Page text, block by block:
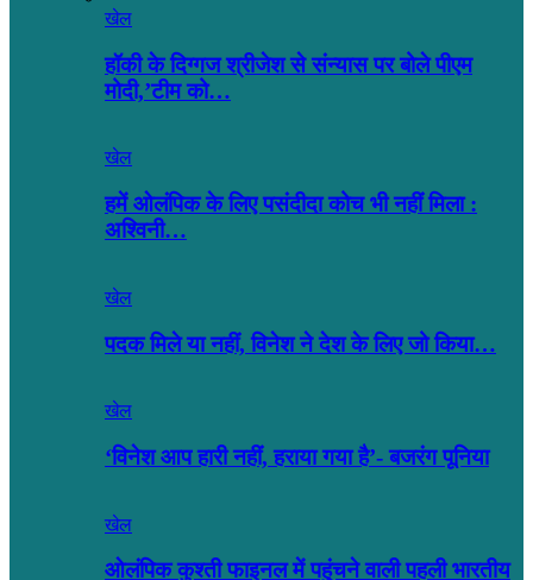
खेल
हॉकी के दिग्गज श्रीजेश से संन्यास पर बोले पीएम
मोदी,’टीम को…
खेल
हमें ओलंपिक के लिए पसंदीदा कोच भी नहीं मिला :
अश्विनी…
खेल
पदक मिले या नहीं, विनेश ने देश के लिए जो किया…
खेल
‘विनेश आप हारी नहीं, हराया गया है’- बजरंग पूनिया
खेल
ओलंपिक कुश्ती फाइनल में पहुंचने वाली पहली भारतीय